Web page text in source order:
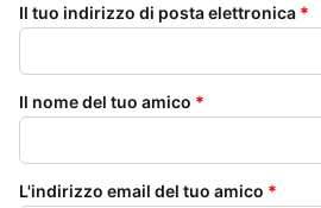
Il tuo indirizzo di posta elettronica *
Il nome del tuo amico *
L'indirizzo email del tuo amico *